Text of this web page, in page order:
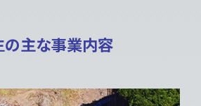
の主な事業内容